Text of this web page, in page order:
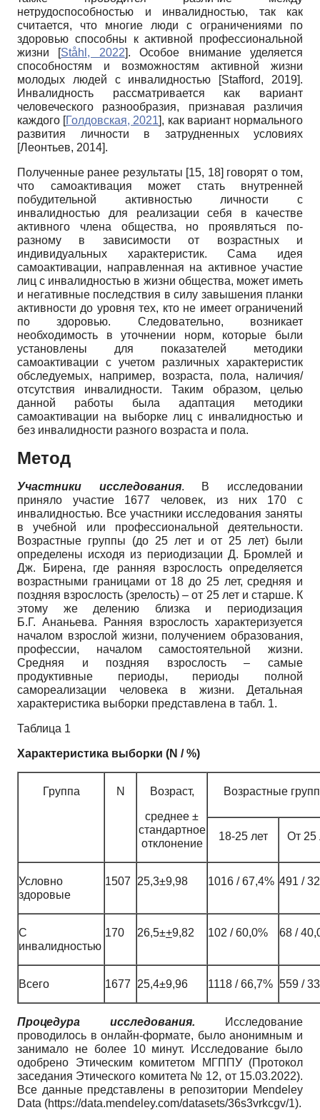
нетрудоспособностью и инвалидностью, так как
считается, что многие люди с ограничениями по
здоровью способны к активной профессиональной
жизни [Ståhl, 2022]. Особое внимание уделяется
способностям и возможностям активной жизни
молодых людей с инвалидностью
[Stafford, 2019].
Инвалидность рассматривается как вариант
человеческого разнообразия, признавая различия
каждого [Голдовская, 2021], как вариант нормального
развития личности в затрудненных условиях
[Леонтьев, 2014].
Полученные ранее результаты [15, 18] говорят о том,
что самоактивация может стать внутренней
побудительной активностью личности с
инвалидностью для реализации себя в качестве
активного члена общества, но проявляться по-
разному в зависимости от возрастных и
индивидуальных характеристик. Сама идея
самоактивации, направленная на активное участие
лиц с инвалидностью в жизни общества, может иметь
и негативные последствия в силу завышения планки
активности до уровня тех, кто не имеет ограничений
по здоровью. Следовательно, возникает
необходимость в уточнении норм, которые были
установлены для показателей методики
самоактивации с учетом различных характеристик
обследуемых, например, возраста, пола, наличия/
отсутствия инвалидности. Таким образом, целью
данной работы была адаптация методики
самоактивации на выборке лиц с инвалидностью и
без инвалидности разного возраста и пола.
Метод
Участники исследования. В исследовании
приняло участие 1677 человек, из них 170 с
инвалидностью. Все участники исследования заняты
в учебной или профессиональной деятельности.
Возрастные группы (до 25 лет и от 25 лет) были
определены исходя из периодизации Д. Бромлей и
Дж. Бирена, где ранняя взрослость определяется
возрастными границами от 18 до 25 лет, средняя и
поздняя взрослость (зрелость) – от 25 лет и старше. К
этому же делению близка и периодизация
Б.Г. Ананьева. Ранняя взрослость характеризуется
началом взрослой жизни, получением образования,
профессии, началом самостоятельной жизни.
Средняя и поздняя взрослость – самые
продуктивные периоды, периоды полной
самореализации человека в жизни. Детальная
характеристика выборки представлена в табл. 1.
Таблица 1
Характеристика выборки (N / %)
Группа N Возраст,
среднее ±
стандартное
отклонение
Возрастные
18-25 лет От 25
Условно
здоровые
1507 25,3±9,98 1016 / 67,4% 491 /
С
инвалидностью
170 26,5±+9,82 102 / 60,0% 68 /
Всего 1677 25,4±9,96 1118 / 66,7% 559 /
Процедура исследования. Исследование
проводилось в онлайн-формате, было анонимным и
занимало не более 10 минут. Исследование было
одобрено Этическим комитетом МГППУ (Протокол
заседания Этического комитета № 12, от 15.03.2022).
Все данные представлены в репозитории Mendeley
Data (https://data.mendeley.com/datasets/36s3vrkcgv/1).